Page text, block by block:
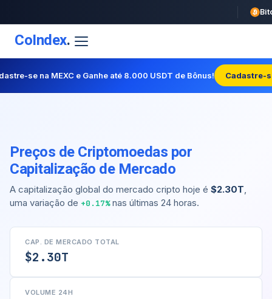
CoIndex.
se na MEXC e Ganhe até 8.000 USDT de Bônus! Cadastre-
Preços de Criptomoedas por
Capitalização de Mercado
A capitalização global do mercado cripto hoje é $2.30T,
uma variação de +0.17%nas últimas 24 horas.
CAP. DE MERCADO TOTAL
$2.30T
VOLUME 24H